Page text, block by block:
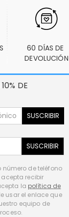
60 DÍAS DE
DEVOLUCIÓN
DE
SUSCRIBIR
SUSCRIBIR
número de teléfono
recibir
la política de
usar el enlace que
equipo de